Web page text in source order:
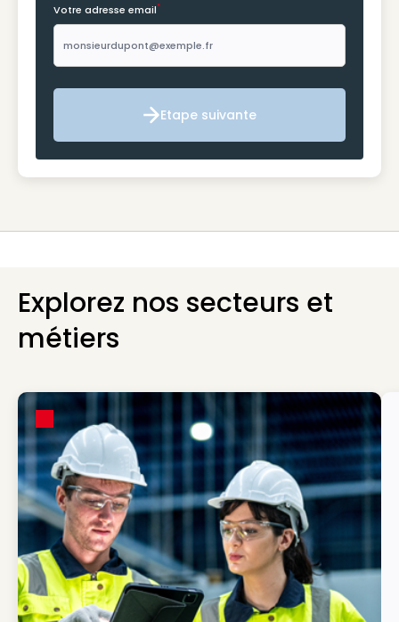
Votre adresse email*
Etape suivante
Etape suivante
Explorez nos secteurs et
métiers